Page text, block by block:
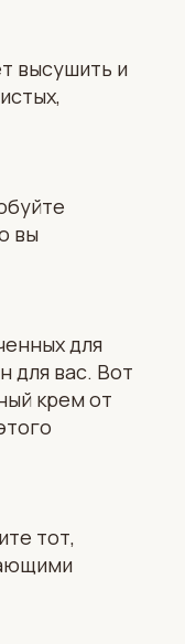
высушить и
вы
для
для вас. Вот
крем от
тот,